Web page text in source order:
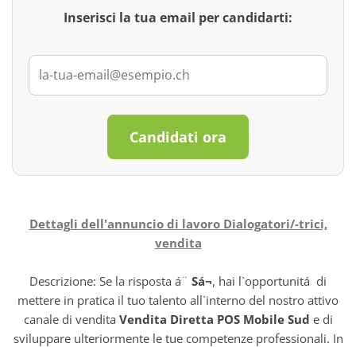
Inserisci la tua email per candidarti:
Candidati ora
Dettagli dell'annuncio di lavoro Dialogatori/-trici,
vendita
Descrizione: Se la risposta á¨ Sá¬, hai l`opportunitá di
mettere in pratica il tuo talento all`interno del nostro attivo
canale di vendita Vendita Diretta POS Mobile Sud e di
sviluppare ulteriormente le tue competenze professionali. In